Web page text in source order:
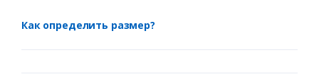
Как определить размер?